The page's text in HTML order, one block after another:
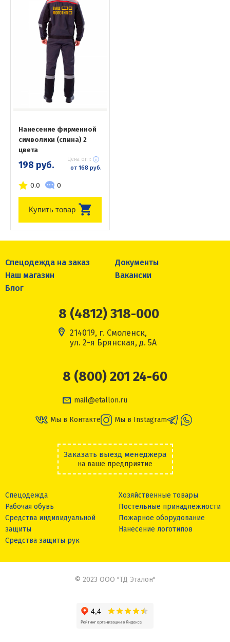
Нанесение фирменной
символики (спина) 2
цвета
198 руб. Цена опт:
от 168 руб.
0.0 0
Купить товар
Спецодежда на заказ
Документы
Наш магазин
Вакансии
Блог
8 (4812) 318-000
214019, г. Смоленск,
ул. 2-я Брянская, д. 5А
8 (800) 201 24-60
mail@etallon.ru
Мы в Контакте Мы в Instagram
Заказать выезд менеджера
на ваше предприятие
Спецодежда
Рабочая обувь
Средства индивидуальной
защиты
Средства защиты рук
Хозяйственные товары
Постельные принадлежности
Пожарное оборудование
Нанесение логотипов
© 2023 ООО "ТД Эталон"